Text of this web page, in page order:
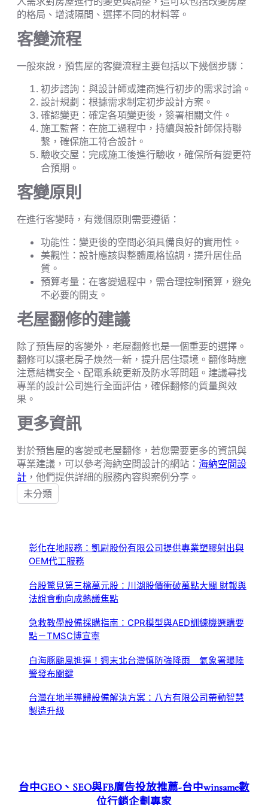
的格局、增減隔間、選擇不同的材料等。
客變流程
一般來說，預售屋的客變流程主要包括以下幾個步驟：
初步諮詢：與設計師或建商進行初步的需求討論。
設計規劃：根據需求制定初步設計方案。
確認變更：確定各項變更後，簽署相關文件。
施工監督：在施工過程中，持續與設計師保持聯
繫，確保施工符合設計。
驗收交屋：完成施工後進行驗收，確保所有變更符
合預期。
客變原則
在進行客變時，有幾個原則需要遵循：
功能性：變更後的空間必須具備良好的實用性。
美觀性：設計應該與整體風格協調，提升居住品
質。
預算考量：在客變過程中，需合理控制預算，避免
不必要的開支。
老屋翻修的建議
除了預售屋的客變外，老屋翻修也是一個重要的選擇。
翻修可以讓老房子焕然一新，提升居住環境。翻修時應
注意結構安全、配電系統更新及防水等問題。建議尋找
專業的設計公司進行全面評估，確保翻修的質量與效
果。
更多資訊
對於預售屋的客變或老屋翻修，若您需要更多的資訊與
專業建議，可以參考海納空間設計的網站： 海納空間設
計 ，他們提供詳細的服務內容與案例分享。
未分類
彰化在地服務：凱尉股份有限公司提供專業塑膠射出與
OEM代工服務
台股驚見第三檔萬元股：川湖股價衝破萬點大關 財報與
法說會動向成熱議焦點
急救教學設備採購指南：CPR模型與AED訓練機選購要
點－TMSC博宣寧
白海豚颱風進逼！週末北台灣慎防強降雨 氣象署曝陸
警發布關鍵
台灣在地半導體設備解決方案：八方有限公司帶動智慧
製造升級
台中GEO、SEO與FB廣告投放推薦-台中winsame數
位行銷企劃專家